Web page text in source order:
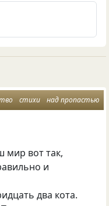
стихи над пропастью
мир вот так,
и
два кота.